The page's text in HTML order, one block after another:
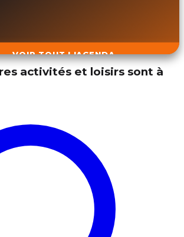
VOIR TOUT L'AGENDA
activités et loisirs sont à